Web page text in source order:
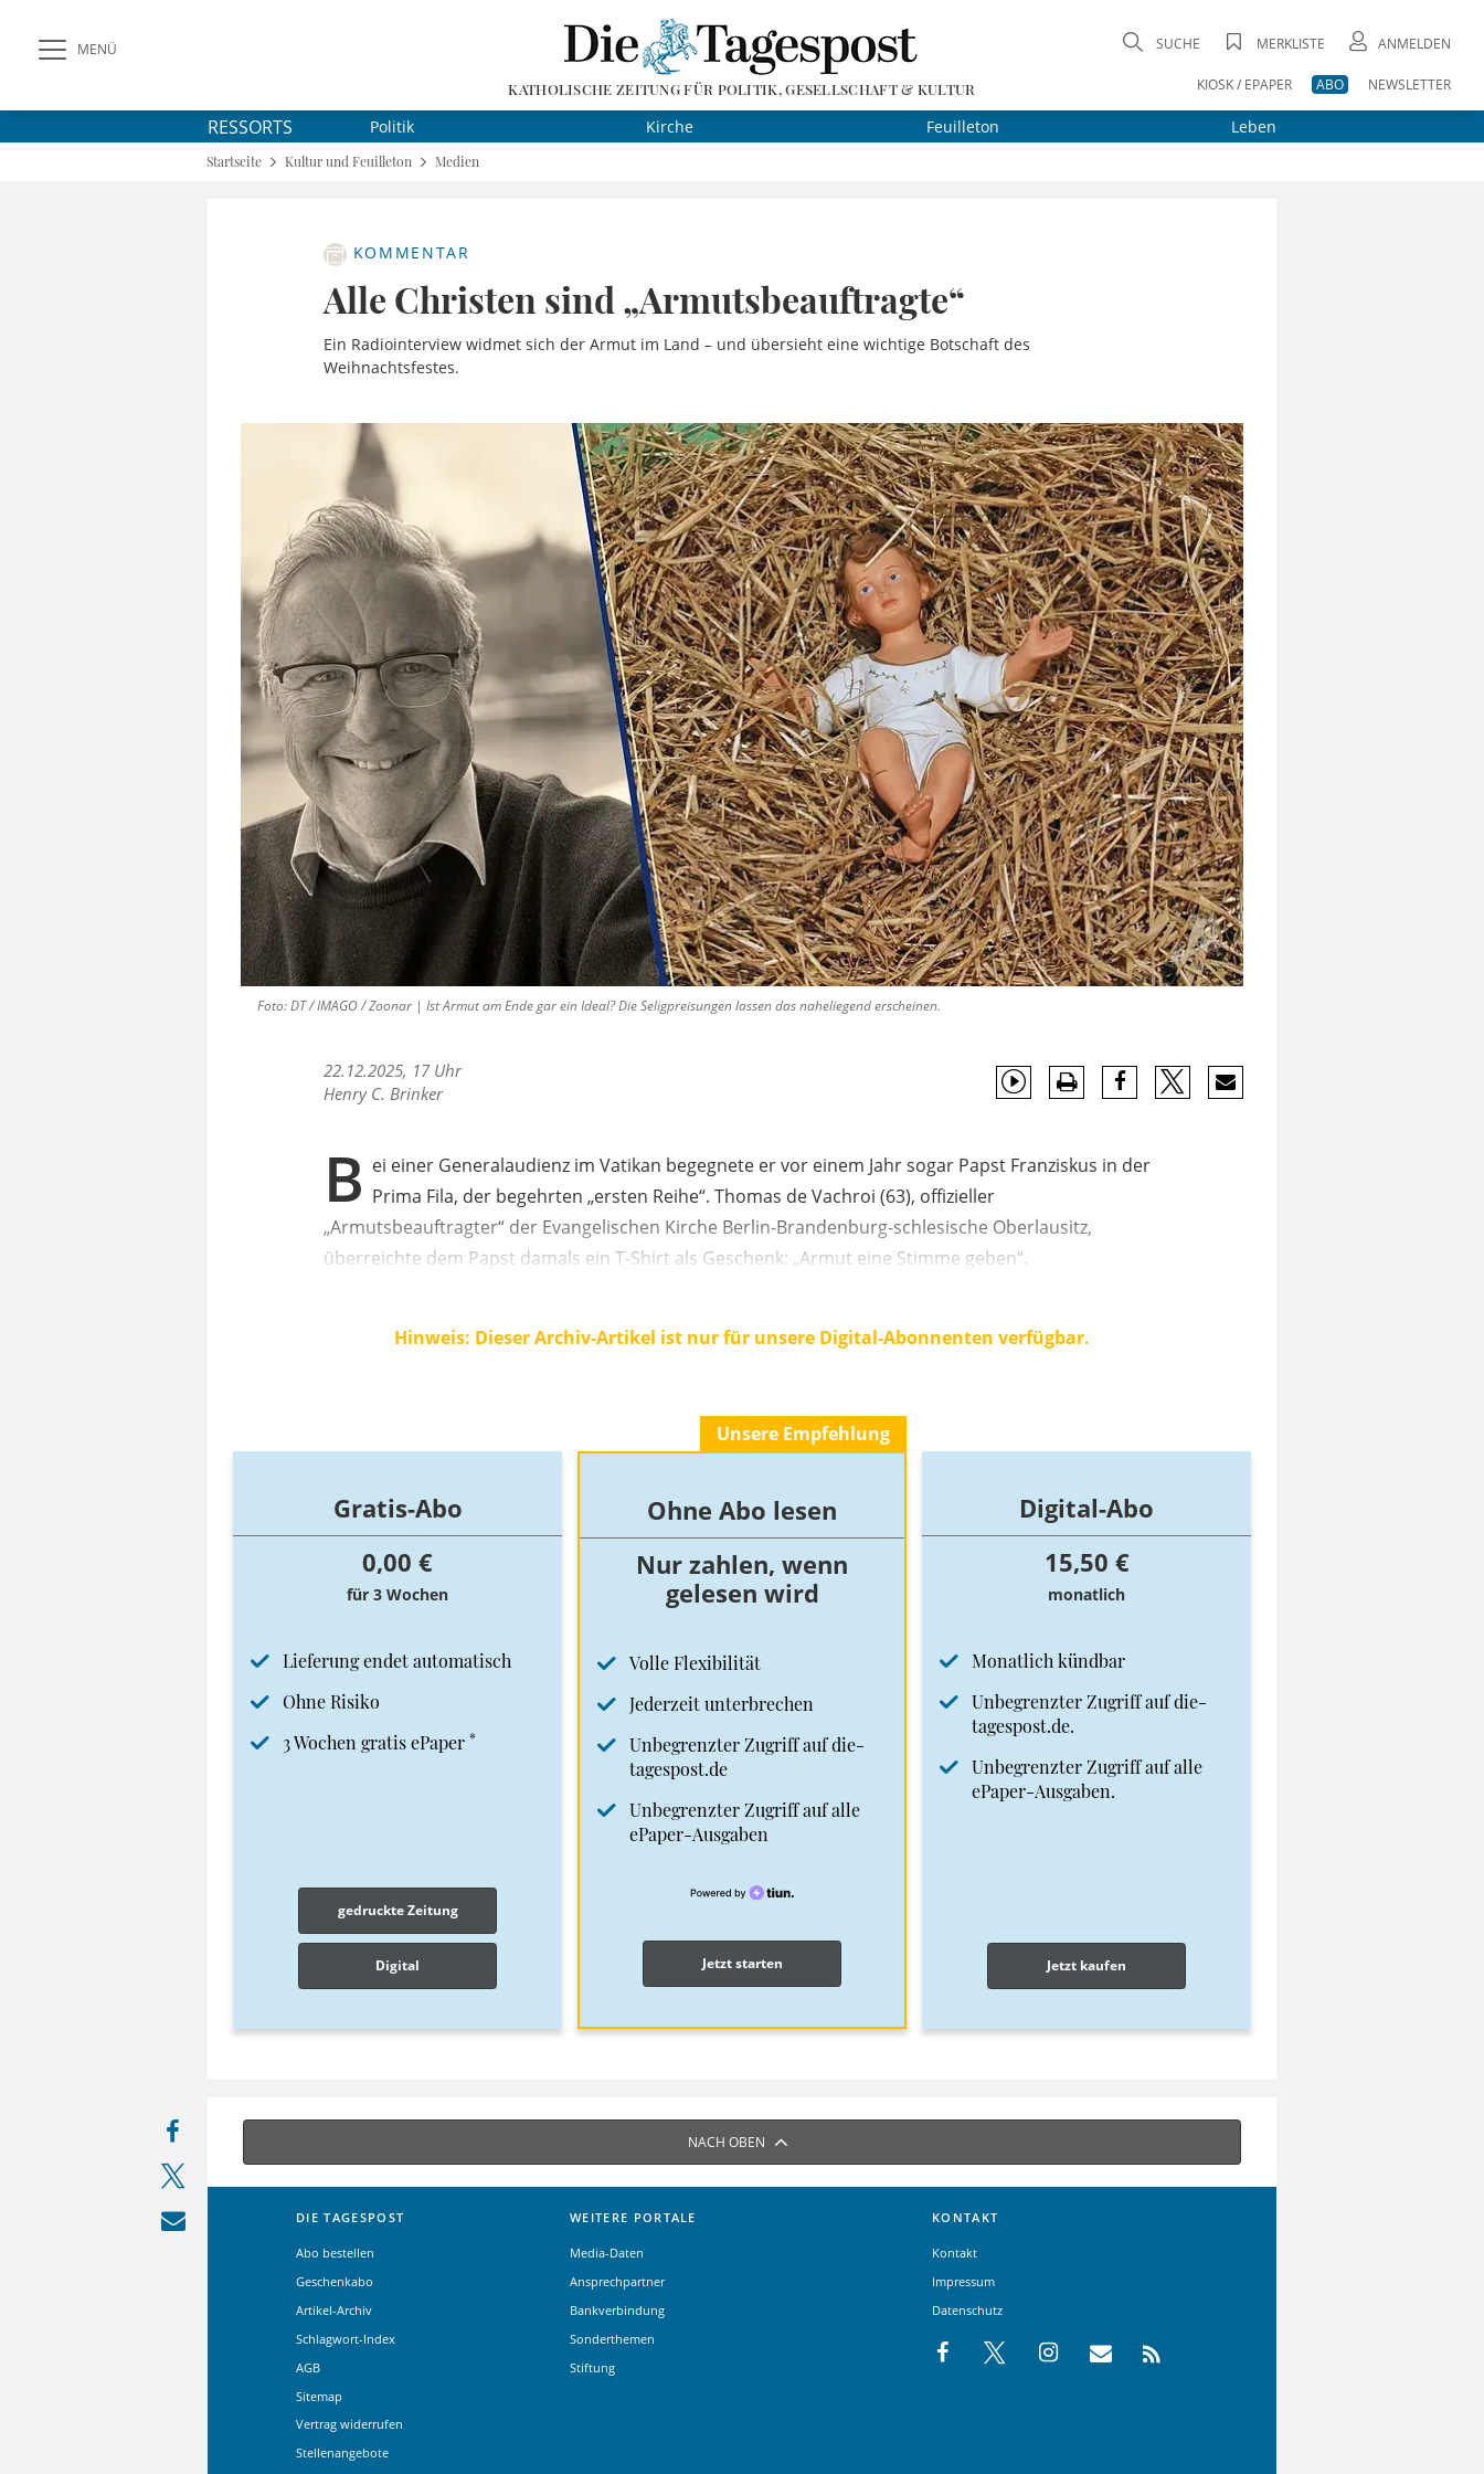
MENÜ
KATHOLISCHE ZEITUNG FÜR POLITIK, GESELLSCHAFT & KULTUR
SUCHE MERKLISTE ANMELDEN
KIOSK / EPAPER ABO NEWSLETTER
RESSORTS Politik Kirche Feuilleton Leben
Startseite Kultur und Feuilleton Medien
KOMMENTAR
Alle Christen sind „Armutsbeauftragte“
Ein Radiointerview widmet sich der Armut im Land – und übersieht eine wichtige Botschaft des
Weihnachtsfestes.
Foto: DT / IMAGO / Zoonar | Ist Armut am Ende gar ein Ideal? Die Seligpreisungen lassen das naheliegend erscheinen.
22.12.2025, 17 Uhr
Henry C. Brinker
B ei einer Generalaudienz im Vatikan begegnete er vor einem Jahr sogar Papst Franziskus in der
Prima Fila, der begehrten „ersten Reihe“. Thomas de Vachroi (63), offizieller
„Armutsbeauftragter“ der Evangelischen Kirche Berlin-Brandenburg-schlesische Oberlausitz,
überreichte dem Papst damals ein T-Shirt als Geschenk: „Armut eine Stimme geben“.
Hinweis: Dieser Archiv-Artikel ist nur für unsere Digital-Abonnenten verfügbar.
Gratis-Abo
0,00 €
für 3 Wochen
Lieferung endet automatisch
Ohne Risiko
3 Wochen gratis ePaper *
gedruckte Zeitung
Digital
Unsere Empfehlung
Ohne Abo lesen
Nur zahlen, wenn
gelesen wird
Volle Flexibilität
Jederzeit unterbrechen
Unbegrenzter Zugriff auf die-
tagespost.de
Unbegrenzter Zugriff auf alle
ePaper-Ausgaben
Jetzt starten
Digital-Abo
15,50 €
monatlich
Monatlich kündbar
Unbegrenzter Zugriff auf die-
tagespost.de.
Unbegrenzter Zugriff auf alle
ePaper-Ausgaben.
Jetzt kaufen
NACH OBEN
DIE TAGESPOST
Abo bestellen
Geschenkabo
Artikel-Archiv
Schlagwort-Index
AGB
Sitemap
Vertrag widerrufen
Stellenangebote
WEITERE PORTALE
Media-Daten
Ansprechpartner
Bankverbindung
Sonderthemen
Stiftung
KONTAKT
Kontakt
Impressum
Datenschutz